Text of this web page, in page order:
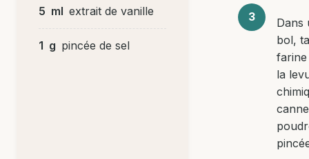
5 ml extrait de vanille
1 g pincée de sel
Dans
bol,
la